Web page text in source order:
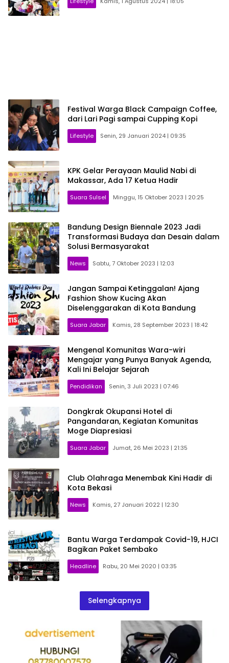
Festival Warga Black Campaign Coffee,
dari Lari Pagi sampai Cupping Kopi
Lifestyle Senin, 29 Januari 2024 | 09:35
KPK Gelar Perayaan Maulid Nabi di
Makassar, Ada 17 Ketua Hadir
Suara Sulsel Minggu, 15 Oktober 2023 | 20:25
Bandung Design Biennale 2023 Jadi
Transformasi Budaya dan Desain dalam
Solusi Bermasyarakat
News Sabtu, 7 Oktober 2023 | 12:03
Jangan Sampai Ketinggalan! Ajang
Fashion Show Kucing Akan
Diselenggarakan di Kota Bandung
Suara Jabar Kamis, 28 September 2023 | 18:42
Mengenal Komunitas Wara-wiri
Mengajar yang Punya Banyak Agenda,
Kali Ini Belajar Sejarah
Pendidikan Senin, 3 Juli 2023 | 07:46
Dongkrak Okupansi Hotel di
Pangandaran, Kegiatan Komunitas
Moge Diapresiasi
Suara Jabar Jumat, 26 Mei 2023 | 21:35
Club Olahraga Menembak Kini Hadir di
Kota Bekasi
News Kamis, 27 Januari 2022 | 12:30
Bantu Warga Terdampak Covid-19, HJCI
Bagikan Paket Sembako
Headline Rabu, 20 Mei 2020 | 03:35
Selengkapnya